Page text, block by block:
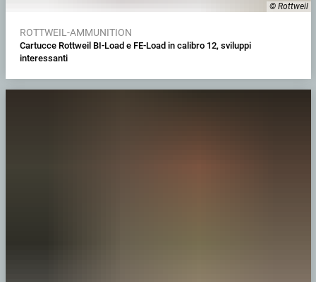
© Rottweil
ROTTWEIL-AMMUNITION
Cartucce Rottweil BI-Load e FE-Load in calibro 12, sviluppi
interessanti